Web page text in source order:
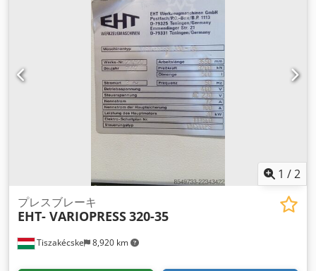
, のど深さ:305 mm , ラムプレート長:
ラムまでの距離表:500 mm , 支柱間のクリアランス:
, オイルタンク容量:350 l , 全長:6,300 mm
3,475 mm, 総重量:22,500 kg（キログラム）
オーバーホール年:2026, 装備: ドキュメント / マニュアル, 安
全光幕
1 /2
Tiszakécske 8,920 km
プレスブレーキ
EHT- VARIOPRESS320-35